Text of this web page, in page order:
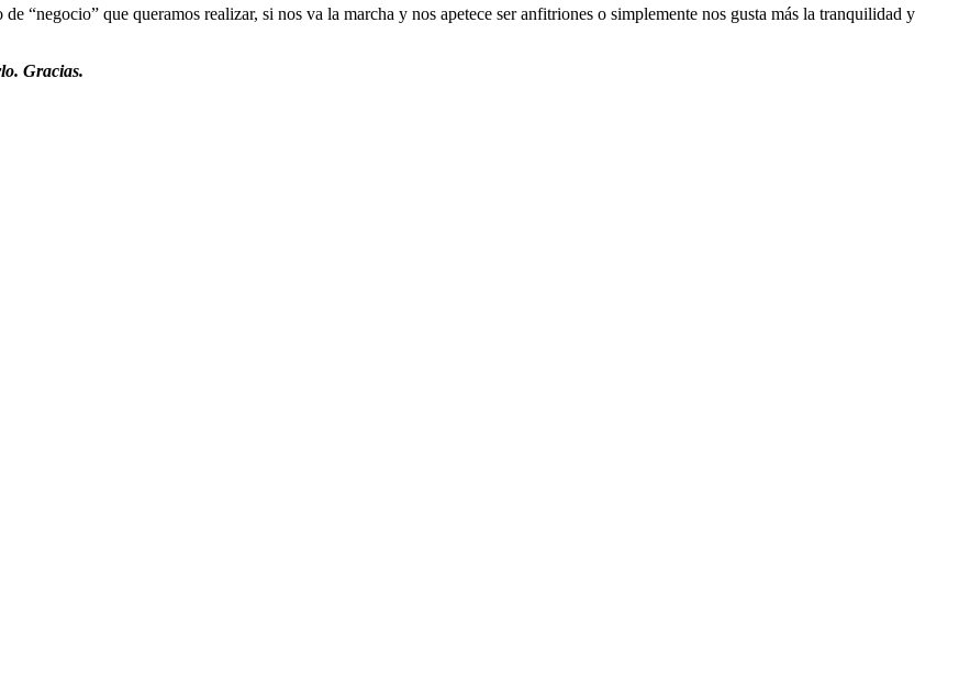
“negocio” que queramos realizar, si nos va la marcha y nos apetece ser anfitriones o simplemente nos gusta más la tranquilidad y
Gracias.